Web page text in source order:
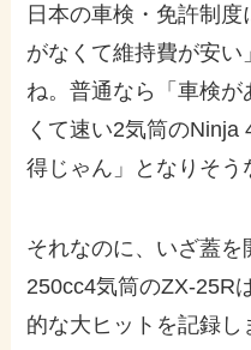
日本の車検・免許制
がなくて維持費が安い
ね。普通なら「車検
くて速い2気筒のNinja
得じゃん」となりそう
それなのに、いざ蓋
250cc4気筒のZX-25R
的な大ヒットを記録